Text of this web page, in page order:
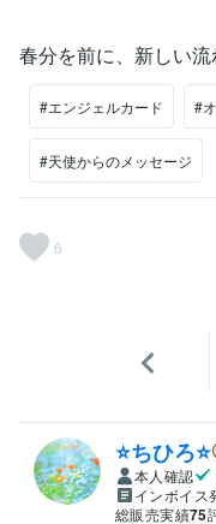
春分を前に、新しい流
#エンジェルカード #
#天使からのメッセージ
6
⭐️ちひろ⭐️
本人確認
インボイス
総販売実績75